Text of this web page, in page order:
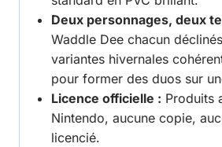
Deux personnages, deux
Waddle Dee chacun
variantes hivernales
pour former des duos sur
Licence officielle : Produits
Nintendo, aucune copie,
licencié.